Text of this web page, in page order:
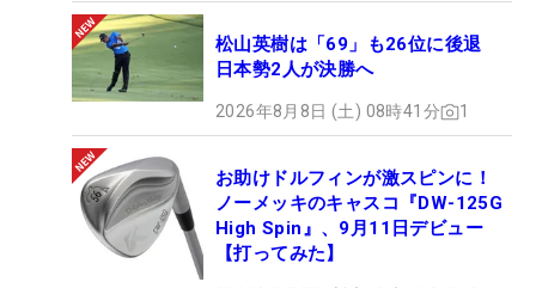
松山英樹は「69」も26位に後退
日本勢2人が決勝へ
2026年8月8日 (土) 08時41分 1
お助けドルフィンが激スピンに！
ノーメッキのキャスコ『DW-125G
High Spin』、9月11日デビュー
【打ってみた】